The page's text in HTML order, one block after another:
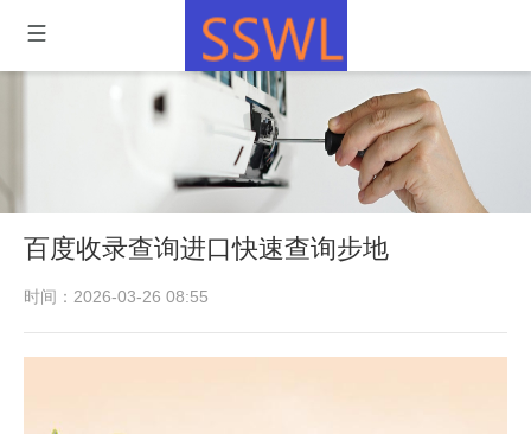
百度收录查询进口快速查询步地
时间：2026-03-26 08:55